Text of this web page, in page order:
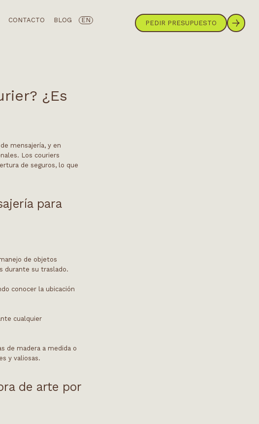
CONTACTO BLOG EN PEDIR PRESUPUESTO
¿Es
mensajería, y en
Los couriers
de seguros, lo que
para
de objetos
durante su traslado.
conocer la ubicación
cualquier
de madera a medida o
y valiosas.
de arte por